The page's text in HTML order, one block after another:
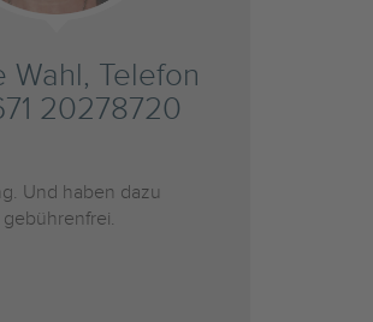
Wahl, Telefon
20278720
Und haben dazu